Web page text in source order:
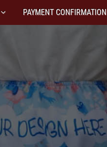
PAYMENT CONFIRMATION